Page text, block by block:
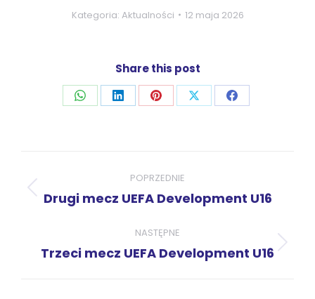
Kategoria: Aktualności 12 maja 2026
Share this post
UdostępnijUdostępnijUdostępnijUdostępnijUdostępnij
wpisów
POPRZEDNIE
Poprzedni
Drugi mecz UEFA Development U16
NASTĘPNE
Następny
Trzeci mecz UEFA Development U16